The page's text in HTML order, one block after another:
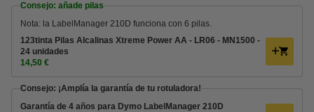
Consejo: añade pilas
Nota: la LabelManager 210D funciona con 6 pilas.
123tinta Pilas Alcalinas Xtreme Power AA - LR06 - MN1500 -
24 unidades
14,50 €
Consejo: ¡Amplía la garantía de tu rotuladora!
Garantía de 4 años para Dymo LabelManager 210D